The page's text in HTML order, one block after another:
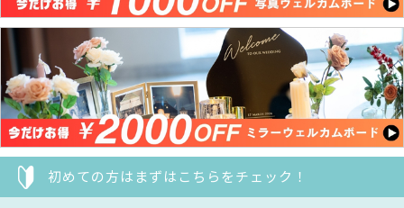
初めての方はまずはこちらをチェック！